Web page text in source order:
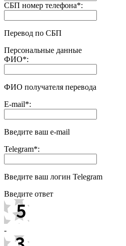
СБП номер телефона*:
Перевод по СБП
Персональные данные
ФИО*:
ФИО получателя перевода
E-mail*:
Введите ваш e-mail
Telegram*:
Введите ваш логин Telegram
Введите ответ
-